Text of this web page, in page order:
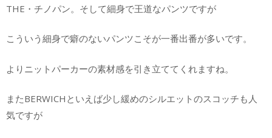
THE・チノパン。そして細身で王道なパンツですが
こういう細身で癖のないパンツこそが一番出番が多いです。
よりニットパーカーの素材感を引き立ててくれますね。
またBERWICHといえば少し緩めのシルエットのスコッチも人
気ですが